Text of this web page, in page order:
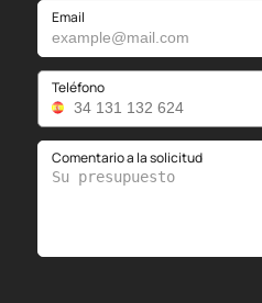
Email
Teléfono
Comentario a la solicitud